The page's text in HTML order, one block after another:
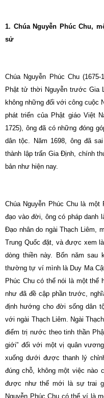
1. Chúa Nguyễn Phúc Chu,
sử
Chúa Nguyễn Phúc Chu
Phật tử thời Nguyễn trước Gia
không những đối với công cuộc
phát triển của Phật giáo Việt
1725), ông đã có những đóng
dân tộc. Năm 1698, ông đã
thành lập trấn Gia Ðịnh, chính
bản như hiện nay.
Chúa Nguyễn Phúc Chu là
đạo vào đời, ông có pháp danh
Ðạo nhân do ngài Thạch Liêm,
Trung Quốc đặt, và được xem
dòng thiền này. Bốn năm sau
thường tự ví mình là Duy Ma
Phúc Chu có thể nói là một thể
như đã đề cập phần trước,
định hướng cho đời sống dân
với ngài Thạch Liêm. Ngài
điểm trị nước theo tinh thần
giới” đối với một vị quân
xuống dưới được thanh lý
đúng chỗ, không một việc nào
được như thế mới là sự trai
Nguyễn Phúc Chu có thể ví là